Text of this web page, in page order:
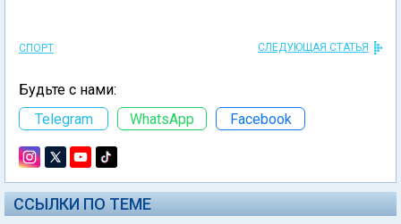
СПОРТ СЛЕДУЮЩАЯ СТАТЬЯ
Будьте с нами:
Telegram
WhatsApp Facebook
ССЫЛКИ ПО ТЕМЕ